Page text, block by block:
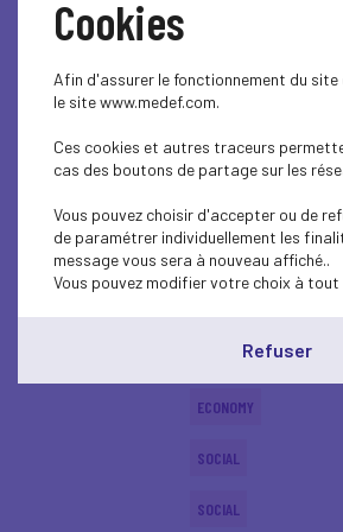
SOCIAL
SOCIAL
ECONOMY
ECONOMY
SOCIAL
SOCIAL
Cookies
Afin d'assurer le fonctionnement du
le site www.medef.com.
Ces cookies et autres traceurs
cas des boutons de partage sur les
Vous pouvez choisir d'accepter ou de
de paramétrer individuellement les
message vous sera à nouveau affiché..
Vous pouvez modifier votre choix à tout
Refuser